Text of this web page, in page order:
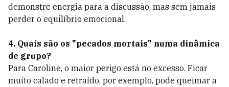
demonstre energia para a discussão, mas sem jamais
perder o equilíbrio emocional.
4. Quais são os "pecados mortais" numa dinâmica
de grupo?
Para Caroline, o maior perigo está no excesso. Ficar
muito calado e retraído, por exemplo, pode queimar a